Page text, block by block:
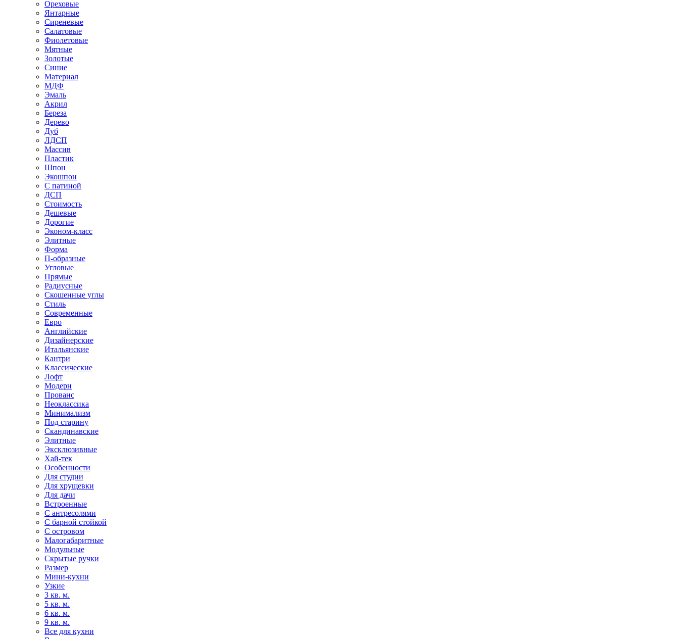
Ореховые
Янтарные
Сиреневые
Салатовые
Фиолетовые
Мятные
Золотые
Синие
Материал
МДФ
Эмаль
Акрил
Береза
Дерево
Дуб
ЛДСП
Массив
Пластик
Шпон
Экошпон
С патиной
ДСП
Стоимость
Дешевые
Дорогие
Эконом-класс
Элитные
Форма
П-образные
Угловые
Прямые
Радиусные
Скошенные углы
Стиль
Современные
Евро
Английские
Дизайнерские
Итальянские
Кантри
Классические
Лофт
Модерн
Прованс
Неоклассика
Минимализм
Под старину
Скандинавские
Элитные
Эксклюзивные
Хай-тек
Особенности
Для студии
Для хрущевки
Для дачи
Встроенные
С антресолями
С барной стойкой
С островом
Малогабаритные
Модульные
Скрытые ручки
Размер
Мини-кухни
Узкие
3 кв. м.
5 кв. м.
6 кв. м.
9 кв. м.
Все для кухни